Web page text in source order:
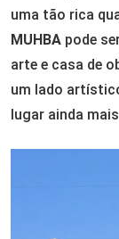
uma tão rica
MUHBA pode
arte e casa de
um lado
lugar ainda